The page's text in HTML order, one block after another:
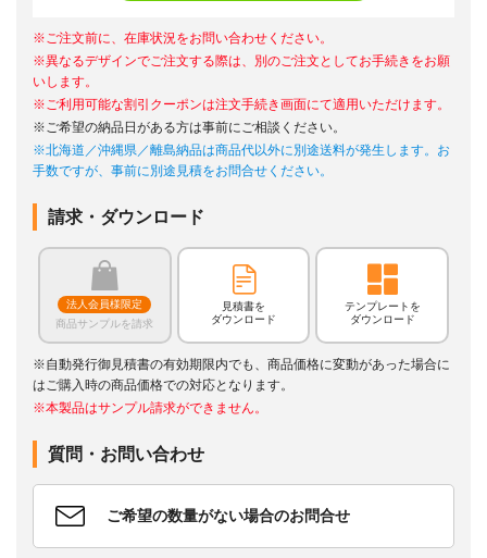
※ご注文前に、在庫状況をお問い合わせください。
※異なるデザインでご注文する際は、別のご注文としてお手続きをお願
いします。
※ご利用可能な割引クーポンは注文手続き画面にて適用いただけます。
※ご希望の納品日がある方は事前にご相談ください。
※北海道／沖縄県／離島納品は商品代以外に別途送料が発生します。お
手数ですが、事前に別途見積をお問合せください。
請求・ダウンロード
法人会員様限定
商品サンプルを請求
見積書を
ダウンロード
テンプレートを
ダウンロード
※自動発行御見積書の有効期限内でも、商品価格に変動があった場合に
はご購入時の商品価格での対応となります。
※本製品はサンプル請求ができません。
質問・お問い合わせ
ご希望の数量がない場合のお問合せ